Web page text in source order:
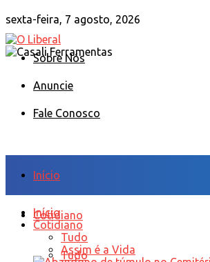
sexta-feira, 7 agosto, 2026
Sobre Nós
Anuncie
Fale Conosco
Início
Cotidiano
Tudo
Início
Cotidiano
Tudo
Assim é a Vida